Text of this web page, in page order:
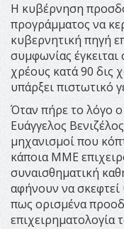
Η κυβέρνηση
προγράμματος να
κυβερνητική πηγή
συμφωνίας
χρέους κατά 90 δις
υπάρξει πιστωτικό
Όταν πήρε το λόγο
Ευάγγελος
μηχανισμοί που
κάποια ΜΜΕ
συναισθηματική
αφήνουν να
πως ορισμένα
επιχειρηματολογία